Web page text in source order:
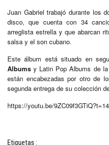
Juan Gabriel trabajó durante los
disco, que cuenta con 34
arreglista estrella y que abarcan
salsa y el son cubano.
Este álbum está situado en
Albums y Latin Pop Albums de
están encabezadas por otro de
segunda entrega de su colección
https://youtu.be/9ZC09f3GTiQ?t=14
Etiquetas :